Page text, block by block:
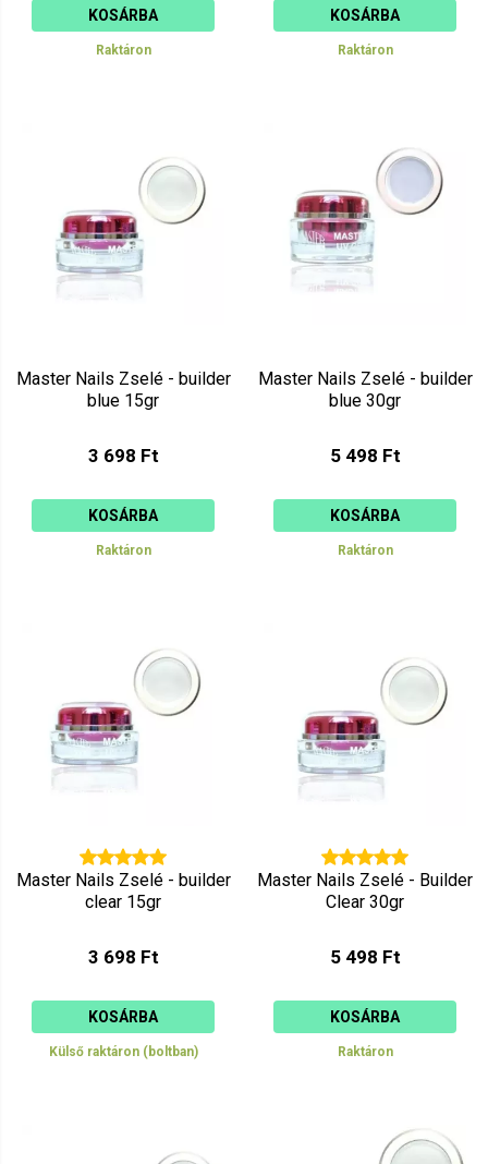
KOSÁRBA
Raktáron
KOSÁRBA
Raktáron
Master Nails Zselé - builder
blue 15gr
3 698 Ft
KOSÁRBA
Raktáron
Master Nails Zselé - builder
blue 30gr
5 498 Ft
KOSÁRBA
Raktáron
Master Nails Zselé - builder
clear 15gr
3 698 Ft
KOSÁRBA
Külső raktáron (boltban)
Master Nails Zselé - Builder
Clear 30gr
5 498 Ft
KOSÁRBA
Raktáron